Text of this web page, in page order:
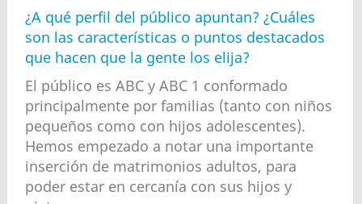
¿A qué perfil del público apuntan? ¿Cuáles
son las características o puntos destacados
que hacen que la gente los elija?
El público es ABC y ABC 1 conformado
principalmente por familias (tanto con niños
pequeños como con hijos adolescentes).
Hemos empezado a notar una importante
inserción de matrimonios adultos, para
poder estar en cercanía con sus hijos y